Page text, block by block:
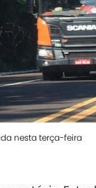
nesta terça-feira